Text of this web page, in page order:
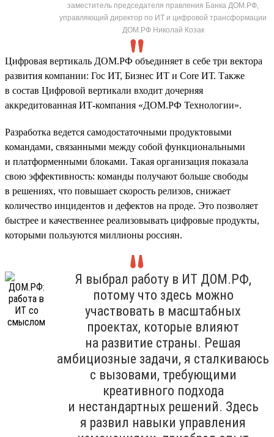
заместитель председателя правления Банка ДОМ.РФ,
управляющий директор по ИТ и цифровой трансформации
ДОМ.РФ Николай Козак
Цифровая вертикаль ДОМ.РФ объединяет в себе три вектора
развития компании: Гос ИТ, Бизнес ИТ и Core ИТ. Также
в состав Цифровой вертикали входит дочерняя
аккредитованная ИТ-компания «ДОМ.РФ Технологии».
Разработка ведется самодостаточными продуктовыми
командами, связанными между собой функциональными
и платформенными блоками. Такая организация показала
свою эффективность: команды получают больше свободы
в решениях, что повышает скорость релизов, снижает
количество инцидентов и дефектов на проде. Это позволяет
быстрее и качественнее реализовывать цифровые продукты,
которыми пользуются миллионы россиян.
Я выбрал работу в ИТ ДОМ.РФ,
потому что здесь можно
участвовать в масштабных
проектах, которые влияют
на развитие страны. Решая
амбициозные задачи, я сталкиваюсь
с вызовами, требующими
креативного подхода
и нестандартных решений. Здесь
я развил навыки управления